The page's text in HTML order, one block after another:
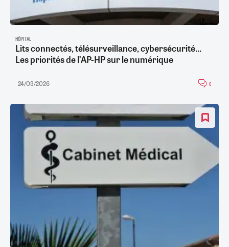
HÔPITAL
Lits connectés, télésurveillance, cybersécurité...
Les priorités de l’AP-HP sur le numérique
24/03/2026 0